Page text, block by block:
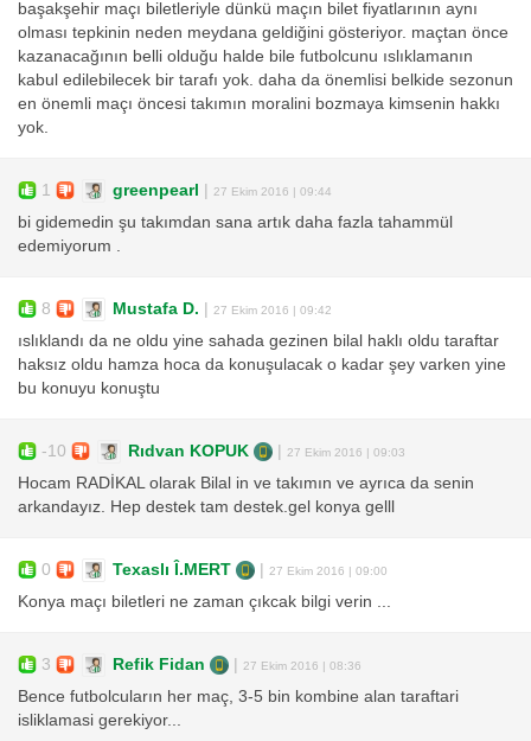
başakşehir maçı biletleriyle dünkü maçın bilet fiyatlarının aynı
olması tepkinin neden meydana geldiğini gösteriyor. maçtan önce
kazanacağının belli olduğu halde bile futbolcunu ıslıklamanın
kabul edilebilecek bir tarafı yok. daha da önemlisi belkide sezonun
en önemli maçı öncesi takımın moralini bozmaya kimsenin hakkı
yok.
1 greenpearl 27 Ekim 2016 | 09:44
bi gidemedin şu takımdan sana artık daha fazla tahammül
edemiyorum .
8 Mustafa D. 27 Ekim 2016 | 09:42
ıslıklandı da ne oldu yine sahada gezinen bilal haklı oldu taraftar
haksız oldu hamza hoca da konuşulacak o kadar şey varken yine
bu konuyu konuştu
-10 Rıdvan KOPUK 27 Ekim 2016 | 09:03
Hocam RADİKAL olarak Bilal in ve takımın ve ayrıca da senin
arkandayız. Hep destek tam destek.gel konya gelll
0 Texaslı Î.MERT 27 Ekim 2016 | 09:00
Konya maçı biletleri ne zaman çıkcak bilgi verin ...
3 Refik Fidan 27 Ekim 2016 | 08:36
Bence futbolcuların her maç, 3-5 bin kombine alan taraftari
isliklamasi gerekiyor...